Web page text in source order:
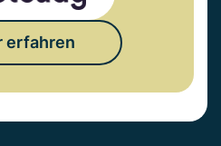
erfahren